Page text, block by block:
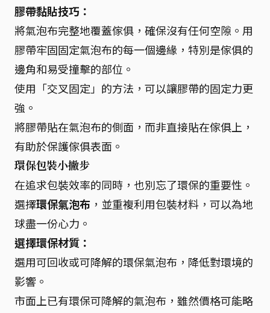
膠帶黏貼技巧：
將氣泡布完整地覆蓋傢俱，確保沒有任何空隙。用
膠帶牢固固定氣泡布的每一個邊緣，特別是傢俱的
邊角和易受撞擊的部位。
使用「交叉固定」的方法，可以讓膠帶的固定力更
強。
將膠帶貼在氣泡布的側面，而非直接貼在傢俱上，
有助於保護傢俱表面。
環保包裝小撇步
在追求包裝效率的同時，也別忘了環保的重要性。
選擇環保氣泡布 ，並重複利用包裝材料，可以為地
球盡一份心力。
選擇環保材質：
選用可回收或可降解的環保氣泡布，降低對環境的
影響。
市面上已有環保可降解的氣泡布，雖然價格可能略